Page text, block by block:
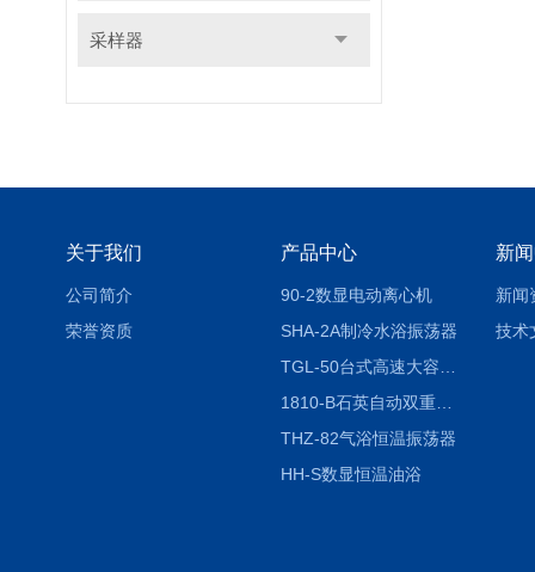
采样器
关于我们
公司简介
荣誉资质
产品中心
90-2数显电动离心机
SHA-2A制冷水浴振荡器
1810-B石英自动双重纯水蒸馏水器
THZ-82气浴恒温振荡器
HH-S数显恒温油浴
新
新闻
技术